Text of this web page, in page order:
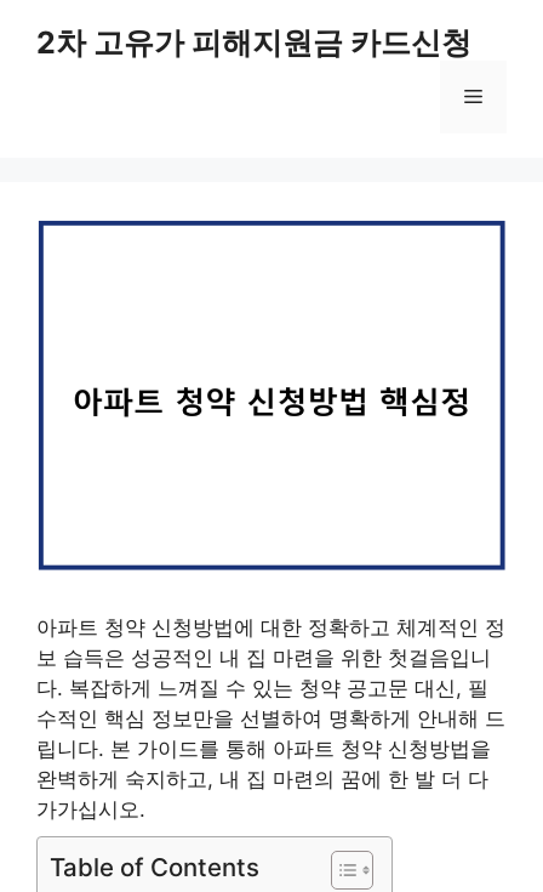
2차 고유가 피해지원금 카드신청
메
아파트 청약 신청방법에 대한 정확하고 체계적인 정
보 습득은 성공적인 내 집 마련을 위한 첫걸음입니
다. 복잡하게 느껴질 수 있는 청약 공고문 대신, 필
수적인 핵심 정보만을 선별하여 명확하게 안내해 드
립니다. 본 가이드를 통해 아파트 청약 신청방법을
완벽하게 숙지하고, 내 집 마련의 꿈에 한 발 더 다
가가십시오.
Table of Contents